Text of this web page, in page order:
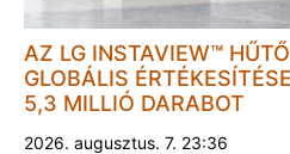
AZ LG INSTAVIEW™
GLOBÁLIS
5,3 MILLIÓ DARABOT
2026. augusztus. 7. 23:36